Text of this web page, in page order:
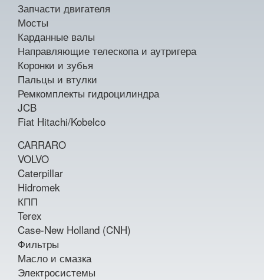
Запчасти двигателя
Мосты
Карданные валы
Направляющие телескопа и аутригера
Коронки и зубья
Пальцы и втулки
Ремкомплекты гидроцилиндра
JCB
Fiat Hitachi/Kobelco
CARRARO
VOLVO
Caterpillar
Hidromek
КПП
Terex
Case-New Holland (CNH)
Фильтры
Масло и смазка
Электросистемы